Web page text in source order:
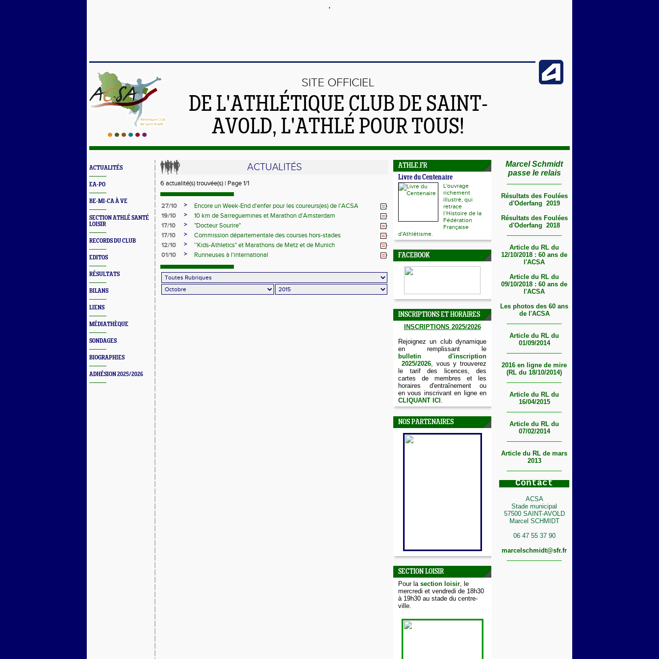
SITE OFFICIEL
DE L'ATHLÉTIQUE CLUB DE SAINT-
AVOLD, L'ATHLÉ POUR TOUS!
ACTUALITÉS
EA-PO
BE-MI-CA À VE
SECTION ATHLÉ SANTÉ
LOISIR
RECORDS DU CLUB
EDITOS
RÉSULTATS
BILANS
LIENS
MÉDIATHÈQUE
SONDAGES
BIOGRAPHIES
ADHÉSION 2025/2026
ACTUALITÉS
6 actualité(s) trouvée(s) | Page 1/1
27/10 >
Encore un Week-End d'enfer pour les coureurs(es) de l'ACSA
19/10
>
10 km de Sarreguemines et Marathon d'Amsterdam
17/10
>
"Docteur Sourire"
17/10
>
Commission départementale des courses hors-stades
12/10
>
''Kids-Athletics" et Marathons de Metz et de Munich
01/10
> Runneuses à l'international
ATHLE.FR
Livre du Centenaire
L'ouvrage
richement
illustré, qui
retrace
l’Histoire de la
Fédération
Française
d'Athlétisme.
FACEBOOK
INSCRIPTIONS ET HORAIRES
INSCRIPTIONS 2025/2026
Rejoignez un club dynamique
en remplissant le
bulletin d'inscription
2025/2026, vous y trouverez
le tarif des licences, des
cartes de membres et les
horaires d'entraînement ou
en vous inscrivant en ligne en
CLIQUANT ICI .
NOS PARTENAIRES
SECTION LOISIR
Pour la section loisir, le
mercredi et vendredi de 18h30
à 19h30 au stade du centre-
ville.
Marcel Schmidt
passe le relais
Résultats des Foulées
d'Oderfang 2019
Résultats des Foulées
d'Oderfang 2018
Article du RL du
12/10/2018 : 60 ans de
l'ACSA
Article du RL du
09/10/2018 : 60 ans de
l'ACSA
Les photos des 60 ans
de l'ACSA
Article du RL du
01/09/2014
2016 en ligne de mire
(RL du 18/10/2014)
Article du RL du
16/04/2015
Article du RL du
07/02/2014
Article du RL de mars
2013
Contact
ACSA
Stade municipal
57500 SAINT-AVOLD
Marcel SCHMIDT
06 47 55 37 90
marcelschmidt@sfr.fr